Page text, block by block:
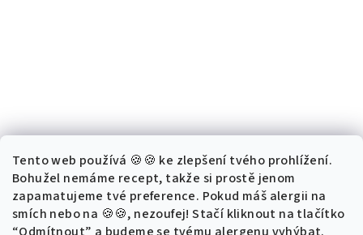
Tento web používá 🍪🍪 ke zlepšení tvého prohlížení.
Bohužel nemáme recept, takže si prostě jenom
zapamatujeme tvé preference. Pokud máš alergii na
smích nebo na 🍪🍪, nezoufej! Stačí kliknout na tlačítko